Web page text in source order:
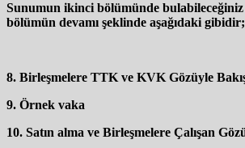
Sunumun ikinci bölümünde
bölümün devamı şeklinde aşağıdaki gibidir;
8. Birleşmelere TTK ve KVK Gözüyle
9. Örnek vaka
10. Satın alma ve Birleşmelere Çalışan